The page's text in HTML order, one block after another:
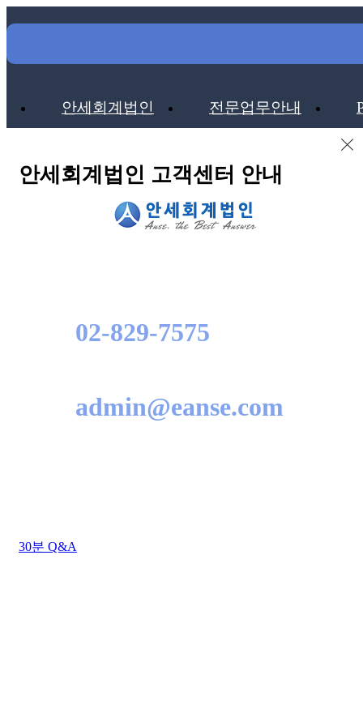
안세회계법인 전문업무안내
안세회계법인 고객센터 안내
02-829-7575
admin@eanse.com
30분 Q&A